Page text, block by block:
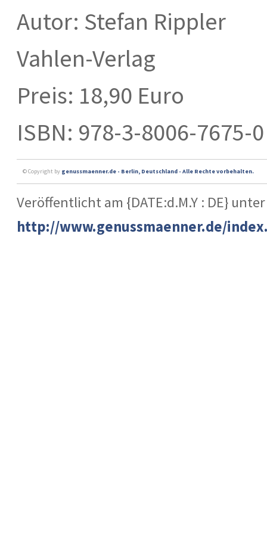
Autor: Stefan Rippler
Vahlen-Verlag
Preis: 18,90 Euro
ISBN: 978-3-8006-7675-0
© Copyright by genussmaenner.de - Berlin, Deutschland - Alle Rechte vorbehalten.
Veröffentlicht am {DATE:d.M.Y : DE}
http://www.genussmaenner.de/